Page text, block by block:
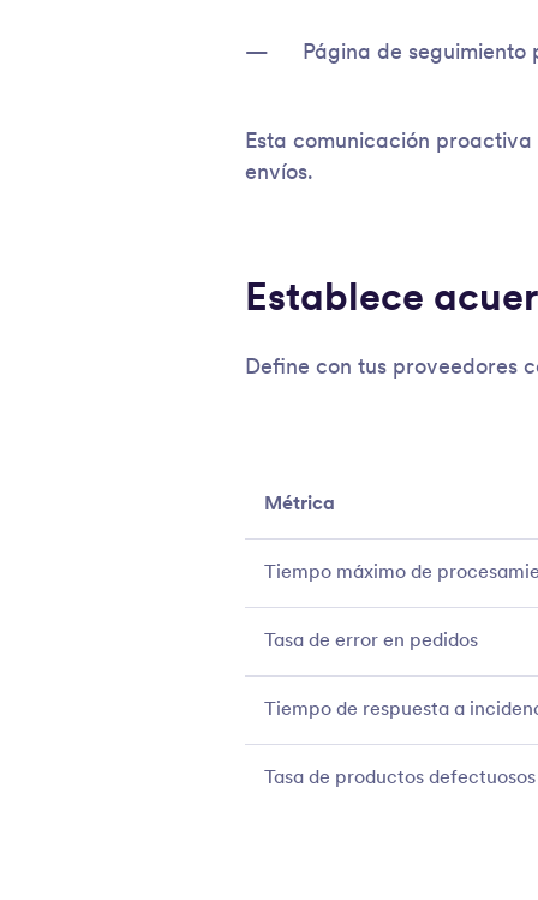
Página de
Esta comunicación
envíos.
Establece
Define con tus proveedores
Métrica
Tiempo máximo de
Tasa de error en pedidos
Tiempo de respuesta a
Tasa de productos defectuosos